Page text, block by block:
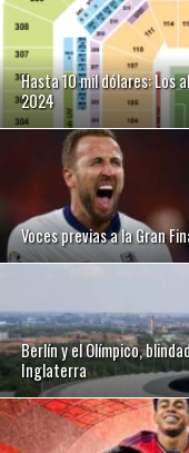
Hasta 10 mil dólares: Los
2024
Voces previas a la Gran
Berlín y el Olímpico,
Inglaterra